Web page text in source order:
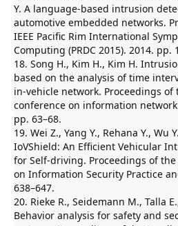
Y. A language-based intrusion
automotive embedded networks.
IEEE Pacific Rim International
Computing (PRDC 2015). 2014. pp.
18. Song H., Kim H., Kim H.
based on the analysis of time
in-vehicle network. Proceedings
conference on information
pp. 63–68.
19. Wei Z., Yang Y., Rehana Y., Wu
IoVShield: An Efficient Vehicular
for Self-driving. Proceedings of
on Information Security Practice
638–647.
20. Rieke R., Seidemann M., Talla
Behavior analysis for safety and